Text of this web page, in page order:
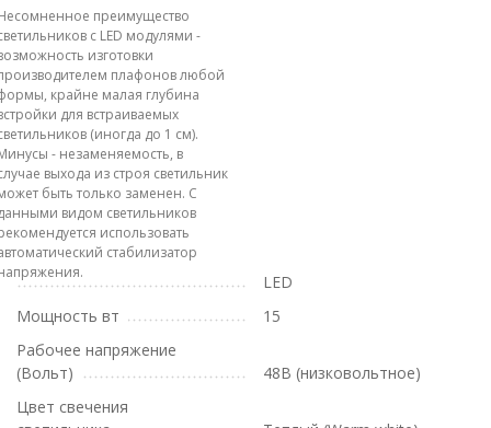
преимущество
с LED модулями -
изготовки
плафонов любой
крайне малая глубина
для встраиваемых
(иногда до 1 см).
- незаменяемость, в
выхода из строя светильник
быть только заменен. С
видом светильников
использовать
стабилизатор
LED
Мощность вт
15
Рабочее напряжение
(Вольт)
48В (низковольтное)
Цвет свечения